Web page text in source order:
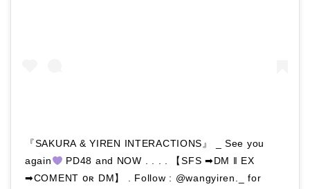
『SAKURA & YIREN INTERACTIONS』 _ See you
again
PD48 and NOW . . . . 【SFS ➡DM ‖ EX
➡COMENT օʀ DM】 . Follow : @wangyiren._ for